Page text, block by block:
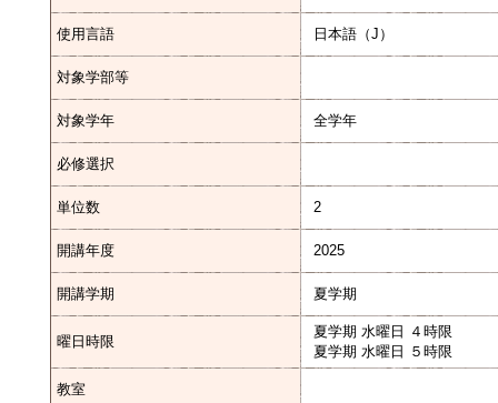
使用言語 日本語（J）
対象学部等
対象学年 全学年
必修選択
単位数 2
開講年度 2025
開講学期 夏学期
曜日時限
夏学期 水曜日 ４時限
夏学期 水曜日 ５時限
教室